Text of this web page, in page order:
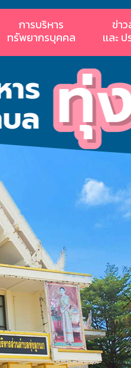
การบริหาร
ทรัพยากรบุคคล
ข่า
เเละ